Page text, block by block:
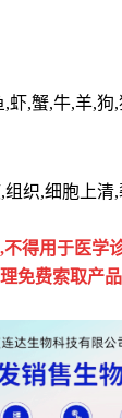
虾,蟹,牛,羊,狗
织,细胞上清
,不得用于医学
免费索取产